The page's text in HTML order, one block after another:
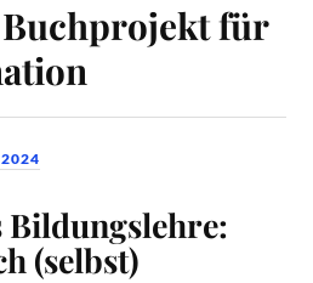
für
Bildungslehre:
(selbst)